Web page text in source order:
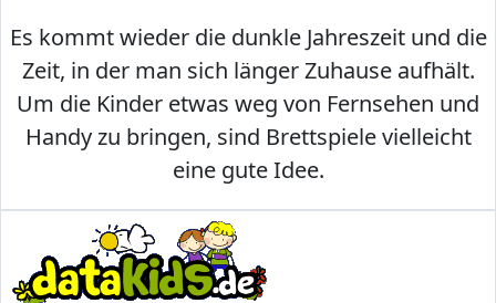
Es kommt wieder die dunkle Jahreszeit und die
Zeit, in der man sich länger Zuhause aufhält.
Um die Kinder etwas weg von Fernsehen und
Handy zu bringen, sind Brettspiele vielleicht
eine gute Idee.